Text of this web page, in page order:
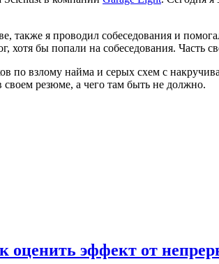
также я проводил собеседования и
хотя бы попали на собеседования. Часть
по взлому найма и серых схем с
своем резюме, а чего там быть не должно.
эффект от